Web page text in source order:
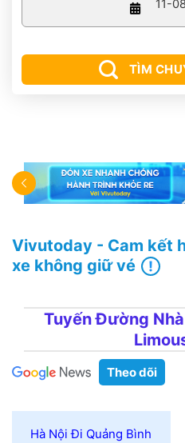
TÌM
Vivutoday - Cam kết
xe không giữ vé
Tuyến Đường
Theo dõi
Hà Nội Đi Quảng Bình